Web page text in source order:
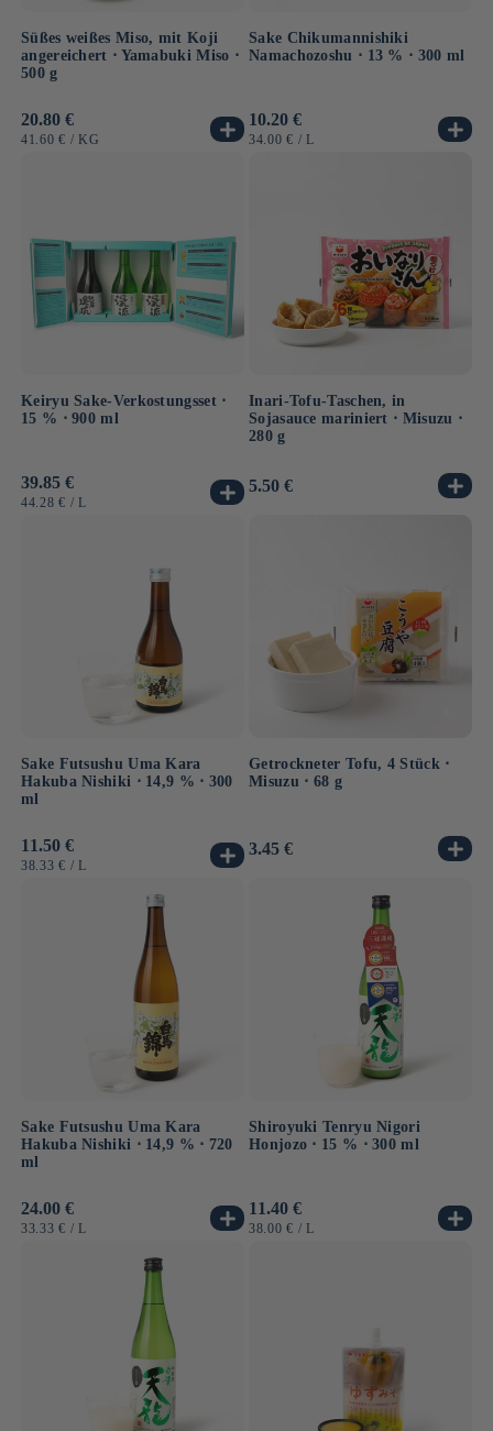
Süßes weißes Miso, mit Koji
angereichert ⋅ Yamabuki Miso ⋅
500 g
Normaler
Preis
20.80 €
GRUNDPREIS
41.60 € / PRO
KG
Sake Chikumannishiki
Namachozoshu ⋅ 13 % ⋅ 300 ml
Normaler
Preis
10.20 €
GRUNDPREIS
34.00 € / PRO
L
Keiryu Sake-Verkostungsset ⋅
15 % ⋅ 900 ml
Normaler
Preis
39.85 €
GRUNDPREIS
44.28 € / PRO
L
Inari-Tofu-Taschen, in
Sojasauce mariniert ⋅ Misuzu ⋅
280 g
Normaler
5.50 €
Sake Futsushu Uma Kara
Hakuba Nishiki ⋅ 14,9 % ⋅ 300
ml
Normaler
Preis
11.50 €
GRUNDPREIS
38.33 € / PRO
L
Getrockneter Tofu, 4 Stück ⋅
Misuzu ⋅ 68 g
Normaler
3.45 €
Sake Futsushu Uma Kara
Hakuba Nishiki ⋅ 14,9 % ⋅ 720
ml
Normaler
Preis
24.00 €
GRUNDPREIS
33.33 € / PRO
L
Shiroyuki Tenryu Nigori
Honjozo ⋅ 15 % ⋅ 300 ml
Normaler
Preis
11.40 €
GRUNDPREIS
38.00 € / PRO
L